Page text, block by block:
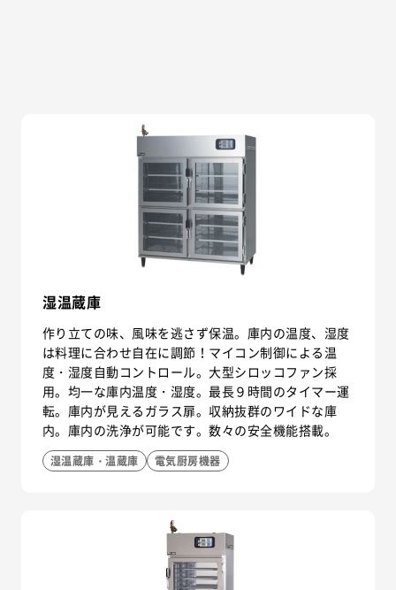
湿温蔵庫
作り立ての味、風味を逃さず保温。庫内の温度、湿度
は料理に合わせ自在に調節！マイコン制御による温
度・湿度自動コントロール。大型シロッコファン採
用。均一な庫内温度・湿度。最長９時間のタイマー運
転。庫内が見えるガラス扉。収納抜群のワイドな庫
内。庫内の洗浄が可能です。数々の安全機能搭載。
湿温蔵庫・温蔵庫 電気厨房機器